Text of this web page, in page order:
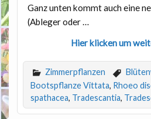
Ganz unten kommt auch eine
(Ableger oder …
Hier klicken um
Zimmerpflanzen
Bootspflanze Vittata, Rhoeo
spathacea, Tradescantia,